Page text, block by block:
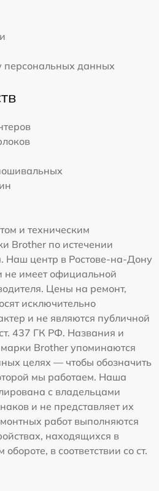
персональных данных
и техническим
Brother по истечении
Наш центр в Ростове-на-Дону
не имеет официальной
Цены на ремонт,
исключительно
и не являются публичной
437 ГК РФ. Названия и
Brother упоминаются
целях — чтобы обозначить
мы работаем. Наша
с владельцами
и не представляет их
работ выполняются
находящихся в
в соответствии со ст.